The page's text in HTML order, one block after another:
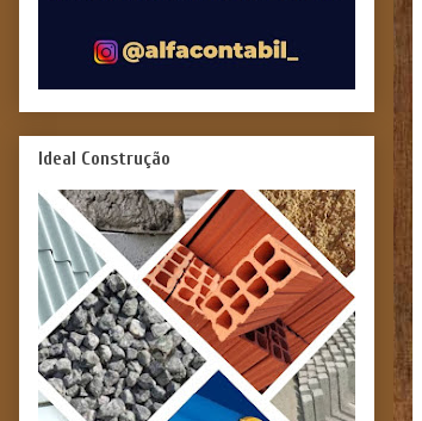
Ideal Construção